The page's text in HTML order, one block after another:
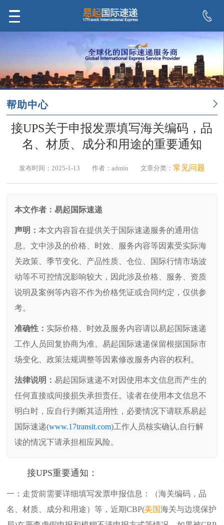
帮助中心
接UPS关于申报发票填写海关编码，品
名、材质、成分和用途的重要通知
发布时间：2025-1-13 作者：admin 文章分类： 常见问题
本文作者：易起国际速递
声明：本文内容旨在提供关于国际速递服务的通用信
息。文中涉及的价格、时效、服务内容等因素受实际海
关政策、季节变化、产品性质、仓位、国际行情市场波
动等不可控情况影响较大，因此涉及价格、服务、资质
说明及案例等内容不作为价格凭证或合同约定，仅供参
考。
准确性： 实际价格、时效及服务内容请以易起国际速递
工作人员回复协商为准。易起国际速递保留根据国际市
场变化、政策法规调整等因素修改服务内容的权利。
法律说明：易起国际速递不对因使用本文信息而产生的
任何直接或间接损失承担责任。读者在使用本文信息不
明白时，应自行判断其适用性，必要情况下请联系易起
国际速递(www.17transit.com)工作人员核实确认,自行解
读的情况下请承担相应风险。
接UPS重要通知：
一：走货前需要详细填写发票申报信息：（海关编码，品
名、材质、成分和用途）等，近期CBP(美国海关与边境保护